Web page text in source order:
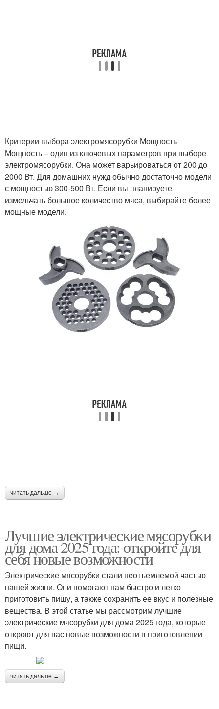
Критерии выбора электромясорубки Мощность
Мощность – один из ключевых параметров при выборе
электромясорубки. Она может варьироваться от 200 до
2000 Вт. Для домашних нужд обычно достаточно модели
с мощностью 300-500 Вт. Если вы планируете
измельчать большое количество мяса, выбирайте более
мощные модели.
читать дальше →
Лучшие электрические мясорубки
для дома 2025 года: откройте для
себя новые возможности
Электрические мясорубки стали неотъемлемой частью
нашей жизни. Они помогают нам быстро и легко
приготовить пищу, а также сохранить ее вкус и полезные
вещества. В этой статье мы рассмотрим лучшие
электрические мясорубки для дома 2025 года, которые
откроют для вас новые возможности в приготовлении
пищи.
читать дальше →